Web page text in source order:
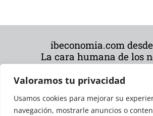
Valoramos tu privacidad
Usamos cookies para mejorar su
navegación, mostrarle anuncios o
ibeconomia.com
La cara humana de los